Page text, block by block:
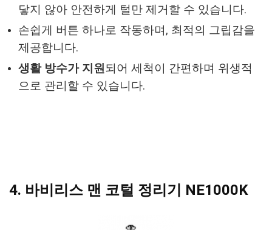
닿지 않아 안전하게 털만 제거할 수 있습니다.
손쉽게 버튼 하나로 작동하며, 최적의 그립감을
제공합니다.
생활 방수가 지원되어 세척이 간편하며 위생적
으로 관리할 수 있습니다.
4. 바비리스 맨 코털 정리기 NE1000K